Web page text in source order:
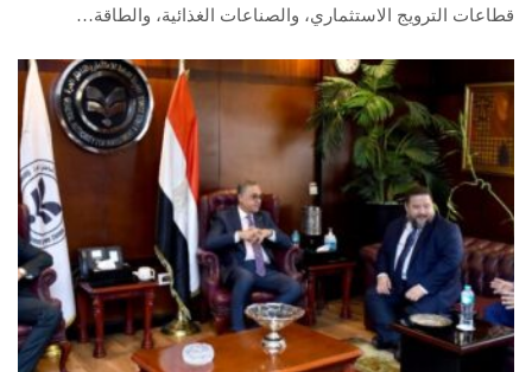
قطاعات الترويج الاستثماري، والصناعات الغذائية، والطاقة…